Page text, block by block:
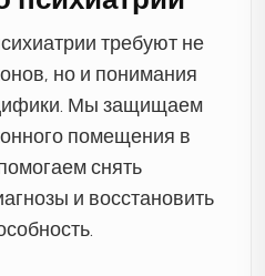
требуют не
но и понимания
Мы защищаем
помещения в
снять
и восстановить